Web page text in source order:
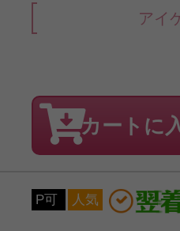
アイ
カートに
P可 人気